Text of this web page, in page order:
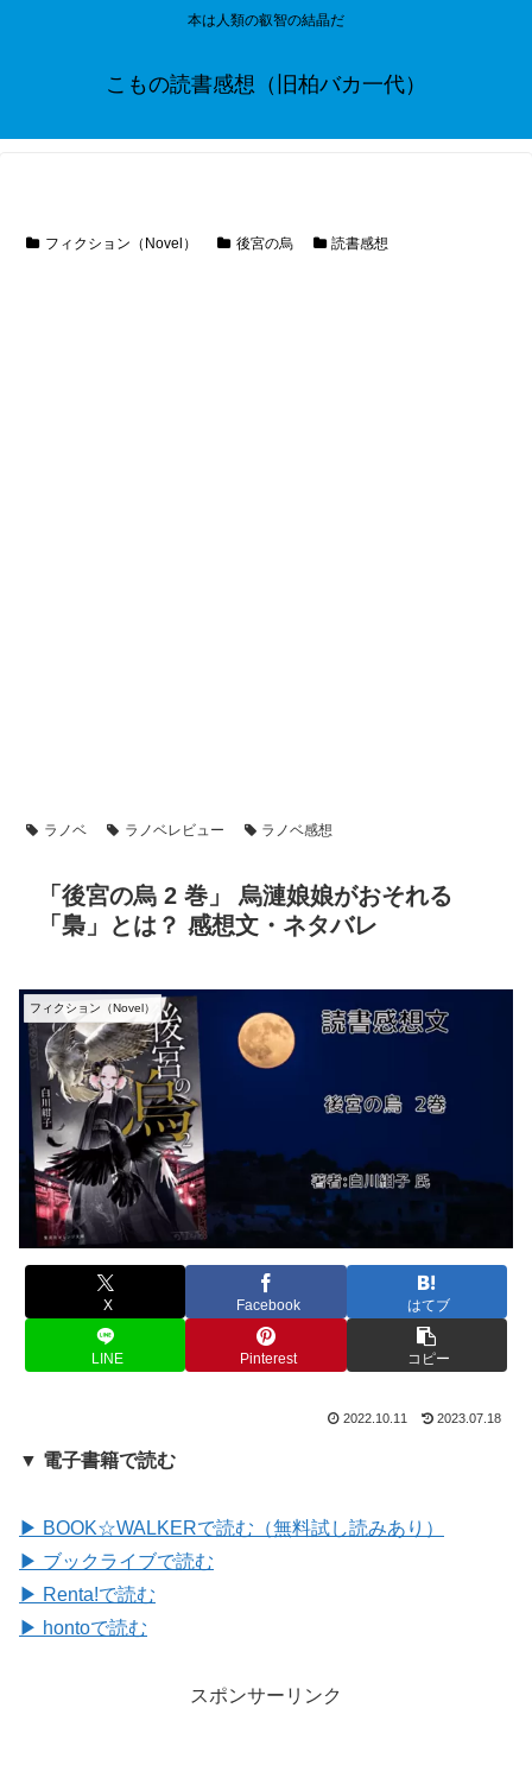
本は人類の叡智の結晶だ
こもの読書感想（旧柏バカ一代）
フィクション（Novel） 後宮の烏 読書感想
ラノベ ラノベレビュー ラノベ感想
「後宮の烏 2 巻」 烏漣娘娘がおそれる
「梟」とは？ 感想文・ネタバレ
フィクション（Novel）
X Facebook はてブ
LINE Pinterest コピー
2022.10.11 2023.07.18
▼ 電子書籍で読む
▶ BOOK☆WALKERで読む（無料試し読みあり）
▶ ブックライブで読む
▶ Renta!で読む
▶ hontoで読む
スポンサーリンク